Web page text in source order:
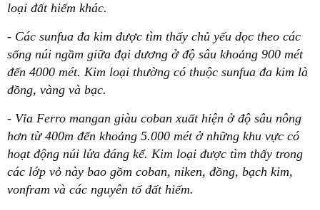
loại đất hiếm khác.
- Các sunfua đa kim được tìm thấy chủ yếu dọc theo các
sống núi ngầm giữa đại dương ở độ sâu khoảng 900 mét
đến 4000 mét. Kim loại thường có thuộc sunfua đa kim là
đồng, vàng và bạc.
- Vỉa Ferro mangan giàu coban xuất hiện ở độ sâu nông
hơn từ 400m đến khoảng 5.000 mét ở những khu vực có
hoạt động núi lửa đáng kể. Kim loại được tìm thấy trong
các lớp vỏ này bao gồm coban, niken, đồng, bạch kim,
vonfram và các nguyên tố đất hiếm.